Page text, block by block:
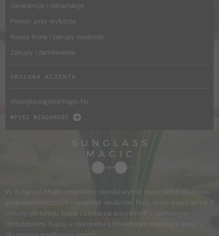
Gwarancja i reklamacje
Pomoc przy wyborze
Nasza firma i zakupy osobiste
Zakupy i zamówienia
OBSŁUGA KLIENTA
shop@sunglassmagic.hu
WPISZ WIADOMOŚĆ
W Sunglass Magic znajdziesz szeroki wybór markowych okularów
przeciwsłonecznych i oprawek okularów. Nasz sklep znajduje się 2
minuty od tunelu Budai i czeka na wszystkich z fachowym
doradztwem. Kupuj u nas online z dowolnego miejsca w kraju, z